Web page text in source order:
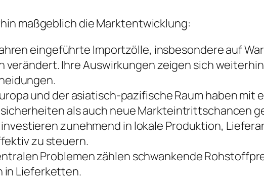
maßgeblich die Marktentwicklung:
eingeführte Importzölle, insbesondere auf
Ihre Auswirkungen zeigen sich
und der asiatisch-pazifische Raum haben mit
als auch neue Markteintrittschancen
zunehmend in lokale Produktion,
zu steuern.
Problemen zählen schwankende
in Lieferketten.